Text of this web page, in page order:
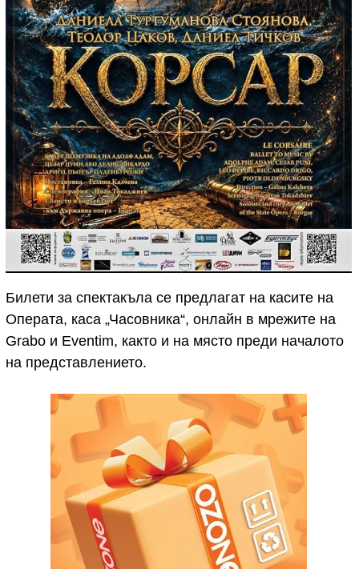
Билети за спектакъла се предлагат на касите на
Операта, каса „Часовника“, онлайн в мрежите на
Grabo и Eventim, както и на място преди началото
на представлението.